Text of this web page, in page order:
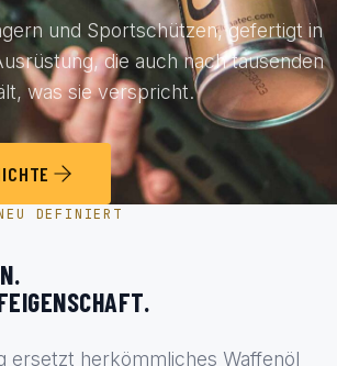
und Sportschützen, gefertigt in
die auch nach tausenden
was sie verspricht.
DEFINIERT
ersetzt herkömmliches Waffenöl